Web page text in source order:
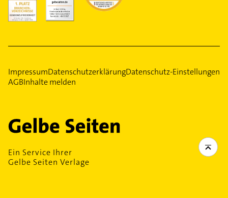
ImpressumDatenschutzerklärungDatenschutz-Einstellungen
AGBInhalte melden
Ein Service Ihrer
Gelbe Seiten Verlage